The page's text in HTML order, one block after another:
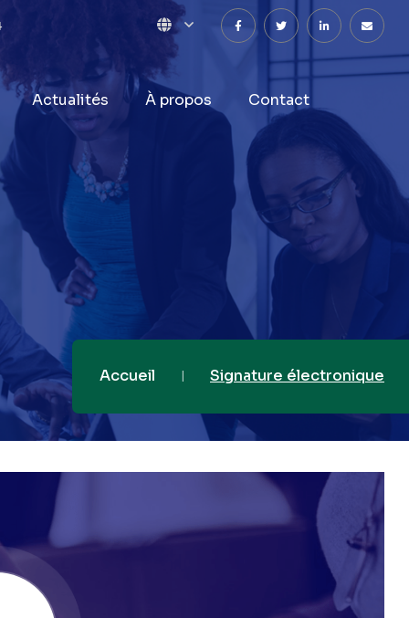
Actualités À propos Contact
Accueil Signature électronique